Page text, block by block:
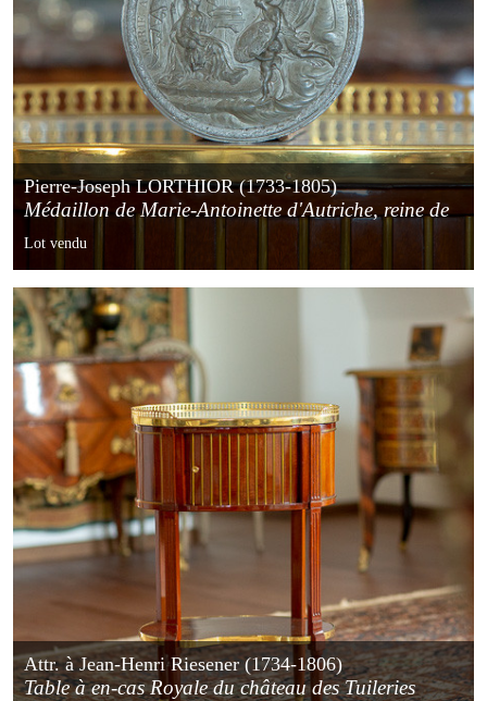
Pierre-Joseph LORTHIOR (1733-1805)
Médaillon de Marie-Antoinette d'Autriche, reine de
France
Lot vendu
Attr. à Jean-Henri Riesener (1734-1806)
Table à en-cas Royale du château des Tuileries